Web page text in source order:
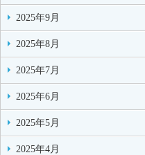
2025年9月
2025年8月
2025年7月
2025年6月
2025年5月
2025年4月